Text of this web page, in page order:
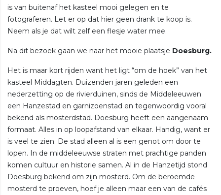
is van buitenaf het kasteel mooi gelegen en te
fotograferen. Let er op dat hier geen drank te koop is.
Neem als je dat wilt zelf een flesje water mee.
Na dit bezoek gaan we naar het mooie plaatsje Doesburg.
Het is maar kort rijden want het ligt “om de hoek” van het
kasteel Middagten. Duizenden jaren geleden een
nederzetting op de rivierduinen, sinds de Middeleeuwen
een Hanzestad en garnizoenstad en tegenwoordig vooral
bekend als mosterdstad. Doesburg heeft een aangenaam
formaat. Alles in op loopafstand van elkaar. Handig, want er
is veel te zien. De stad alleen al is een genot om door te
lopen. In de middeleeuwse straten met prachtige panden
komen cultuur en historie samen. Al in de Hanzetijd stond
Doesburg bekend om zijn mosterd. Om de beroemde
mosterd te proeven, hoef je alleen maar een van de cafés